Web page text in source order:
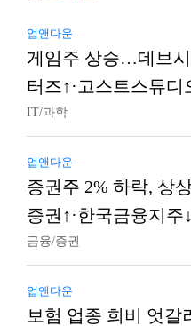
업앤다운
게임주 상승…데브
터즈↑·고스트스튜디
IT/과학
업앤다운
증권주 2% 하락, 상
증권↑·한국금융지주↓
금융/증권
업앤다운
보험 업종 희비 엇